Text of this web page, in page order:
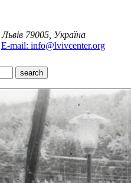
Львів 79005, Україна
E-mail: info@lvivcenter.org
search